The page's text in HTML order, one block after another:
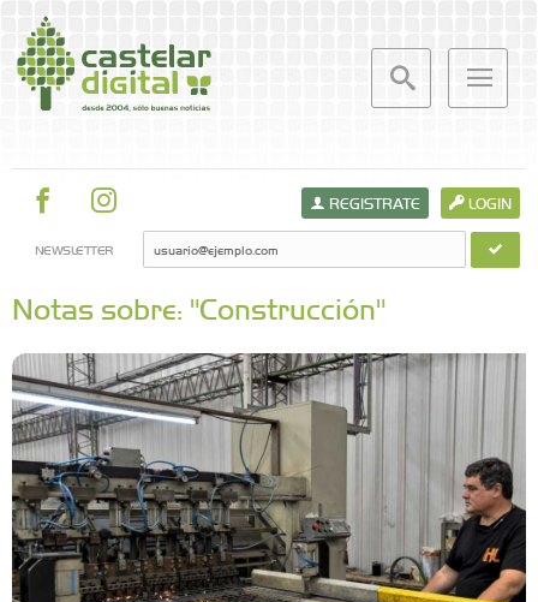
LOGIN
REGISTRATE
NEWSLETTER
Notas sobre: "Construcción"